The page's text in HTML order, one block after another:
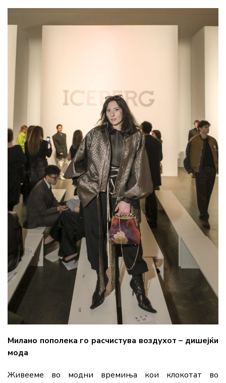
Милано пополека го расчистува воздухот – дишејќи
мода
Живееме во модни времиња кои клокотат во